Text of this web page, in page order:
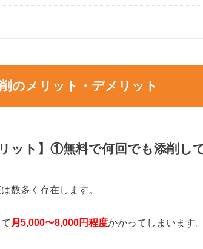
のメリット・デメリット
ット】①無料で何回でも添削し
数多く存在します。
月5,000〜8,000円程度かかってしまいます。